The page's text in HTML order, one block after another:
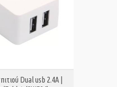
Dual usb 2.4A |